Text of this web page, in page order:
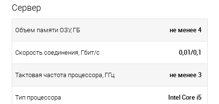
Сервер
Объем памяти ОЗУ, ГБ не менее 4
Скорость соединения, Гбит/с 0,01/0,1
Тактовая частота процессора, ГГц не менее 3
Тип процессора Intel Core i5